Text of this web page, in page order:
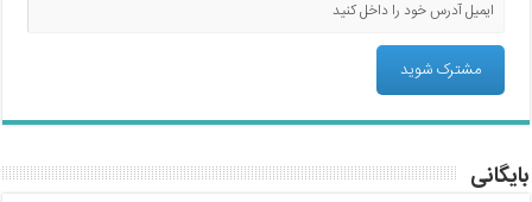
بایگانی